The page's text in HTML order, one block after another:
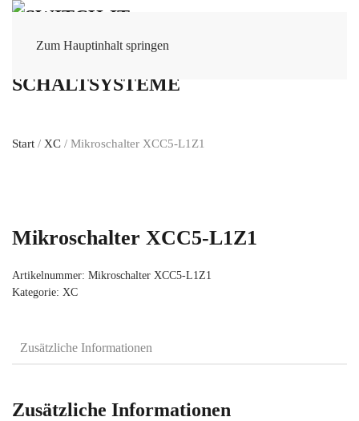
Zum Hauptinhalt springen
Start / XC / Mikroschalter XCC5-L1Z1
Mikroschalter XCC5-L1Z1
Artikelnummer: Mikroschalter XCC5-L1Z1
Kategorie: XC
Zusätzliche Informationen
Zusätzliche Informationen